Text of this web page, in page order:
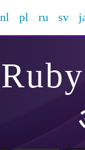
nl pl ru sv